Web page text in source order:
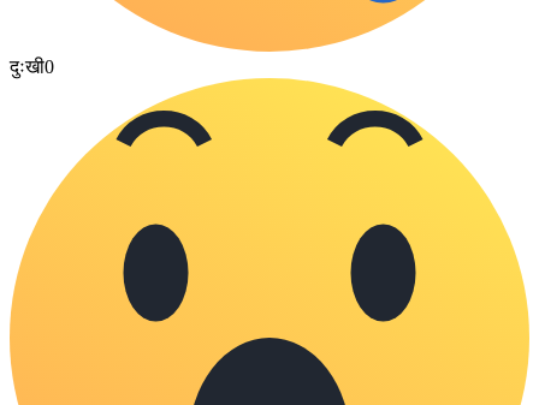
दुःखी0